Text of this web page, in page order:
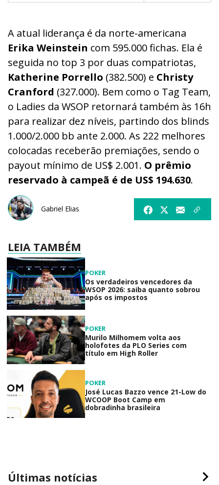
A atual liderança é da norte-americana
Erika Weinstein com 595.000 fichas. Ela é
seguida no top 3 por duas compatriotas,
Katherine Porrello (382.500) e Christy
Cranford (327.000). Bem como o Tag Team,
o Ladies da WSOP retornará também às 16h
para realizar dez níveis, partindo dos blinds
1.000/2.000 bb ante 2.000. As 222 melhores
colocadas receberão premiações, sendo o
payout mínimo de US$ 2.001. O prêmio
reservado à campeã é de US$ 194.630.
Gabriel Elias
LEIA TAMBÉM
POKER
Os verdadeiros vencedores da
WSOP 2026: saiba quanto sobrou
após os impostos
POKER
Murilo Milhomem volta aos
holofotes da PLO Series com
título em High Roller
POKER
José Lucas Bazzo vence 21-Low do
WCOOP Boot Camp em
dobradinha brasileira
Últimas notícias